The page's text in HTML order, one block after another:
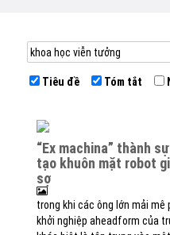
Tiêu đề Tóm tắt
“ex machina” thành sự thật: startup trung quốc
tạo khuôn mặt robot
sợ
trong khi các ông lớn mải
khởi nghiệp aheadform của